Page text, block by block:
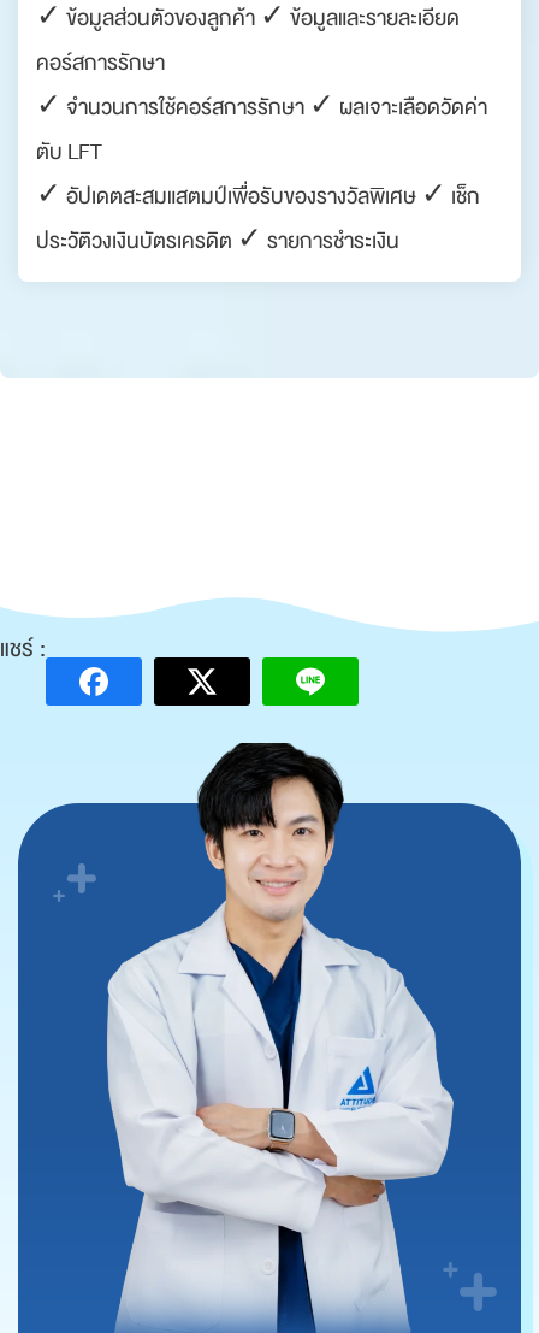
✓ ข้อมูลส่วนตัวของลูกค้า ✓ ข้อมูลและรายละเอียด
คอร์สการรักษา
✓ จำนวนการใช้คอร์สการรักษา ✓ ผลเจาะเลือดวัดค่า
ตับ LFT
✓ อัปเดตสะสมแสตมป์เพื่อรับของรางวัลพิเศษ ✓ เช็ก
ประวัติวงเงินบัตรเครดิต ✓ รายการชำระเงิน
แชร์ :